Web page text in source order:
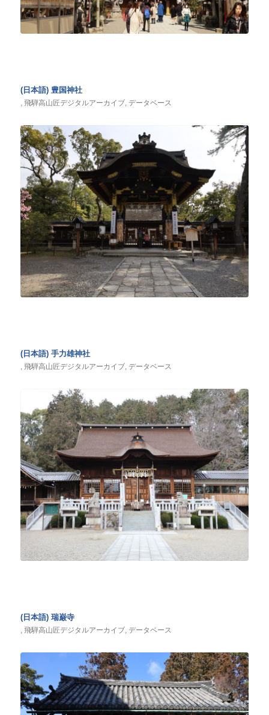
(日本語) 豊国神社
, 飛騨高山匠デジタルアーカイブ, データベース
(日本語) 手力雄神社
, 飛騨高山匠デジタルアーカイブ, データベース
(日本語) 瑞巌寺
飛騨高山匠デジタルアーカイブ, データベース